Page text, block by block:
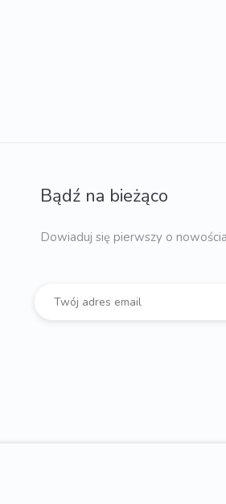
Bądź na bieżąco
Dowiaduj się pierwszy o